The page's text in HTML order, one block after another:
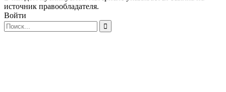
источник правообладателя.
Войти